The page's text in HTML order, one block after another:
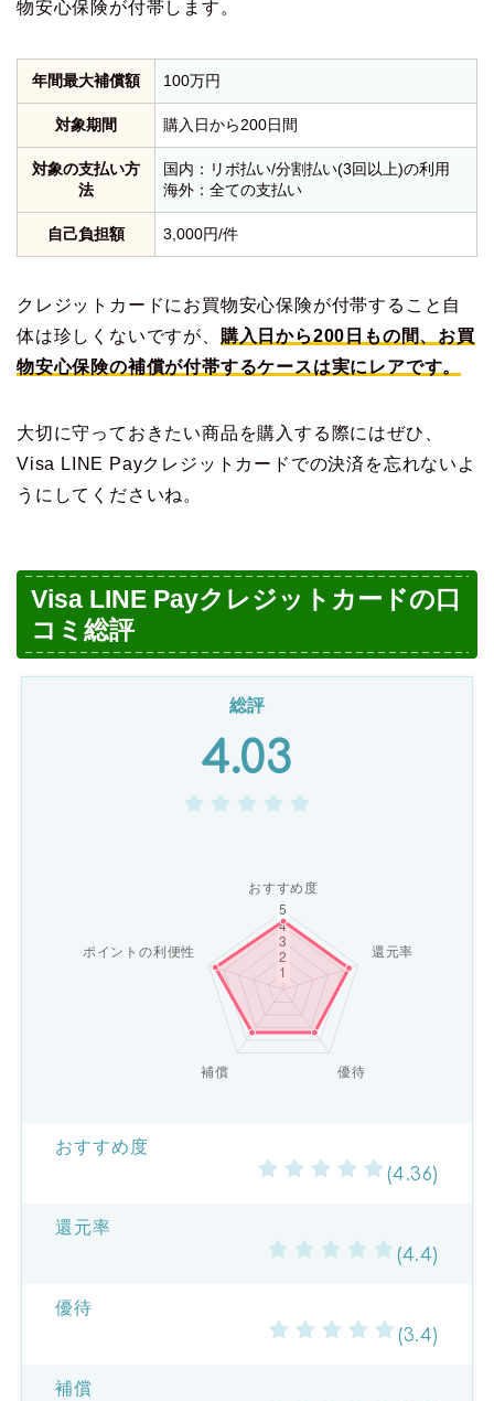
物安心保険が付帯します。
年間最大補償額 100万円
対象期間 購入日から200日間
対象の支払い方
法
国内：リボ払い/分割払い(3回以上)の利用
海外：全ての支払い
自己負担額 3,000円/件
クレジットカードにお買物安心保険が付帯すること自
体は珍しくないですが、 購入日から200日もの間、お買
物安心保険の補償が付帯するケースは実にレアです。
大切に守っておきたい商品を購入する際にはぜひ、
Visa LINE Payクレジットカードでの決済を忘れないよ
うにしてくださいね。
Visa LINE Payクレジットカードの口
コミ総評
総評
4.03
おすすめ度
(4.36)
還元率
(4.4)
優待
(3.4)
補償